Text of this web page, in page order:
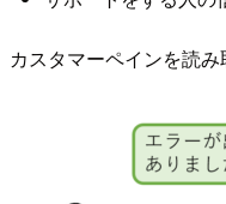
カスタマーペインを読